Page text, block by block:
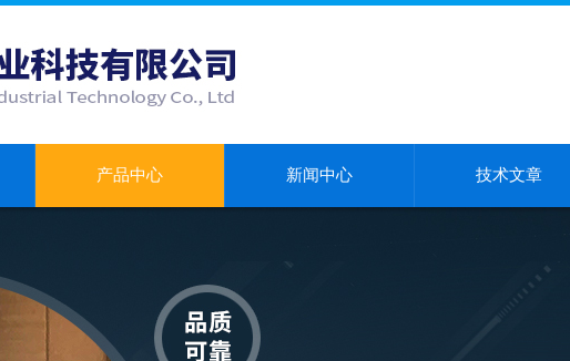
产品中心 新闻中心 技术文章